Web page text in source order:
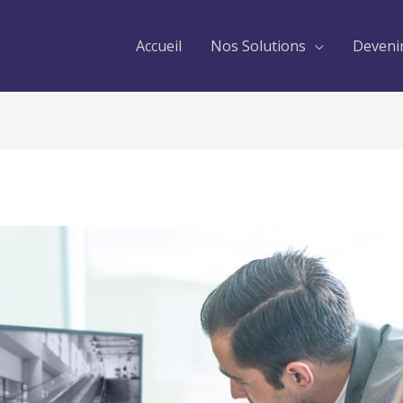
Accueil Nos Solutions